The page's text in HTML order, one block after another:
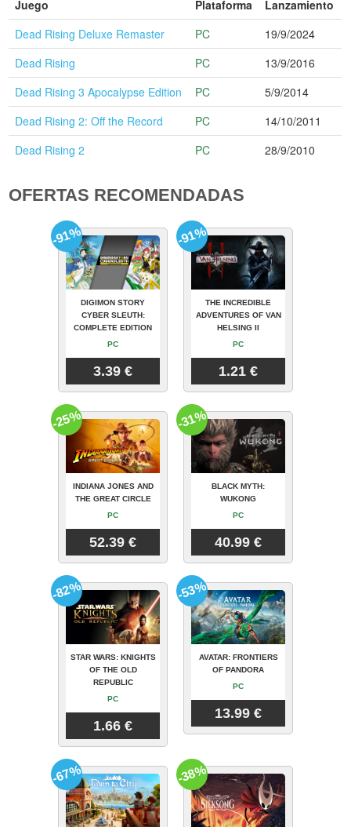
Juego Plataforma
Lanzamiento
Dead Rising Deluxe Remaster
PC
19/9/2024
Dead Rising
PC
13/9/2016
Dead Rising 3 Apocalypse Edition
PC
5/9/2014
Dead Rising 2: Off the Record
PC
14/10/2011
Dead Rising 2
PC 28/9/2010
OFERTAS RECOMENDADAS
DIGIMON STORY
CYBER SLEUTH:
COMPLETE EDITION
PC
3.39 €
-91%
THE INCREDIBLE
ADVENTURES OF VAN
HELSING II
PC
1.21 €
-91%
INDIANA JONES AND
THE GREAT CIRCLE
PC
52.39 €
-25%
BLACK MYTH:
WUKONG
PC
40.99 €
-31%
STAR WARS: KNIGHTS
OF THE OLD
REPUBLIC
PC
1.66 €
-82%
AVATAR: FRONTIERS
OF PANDORA
PC
13.99 €
-53%
-67% -38%